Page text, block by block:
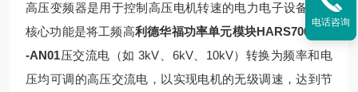
高压变频器是用于控制高压电机转速的电力电子设备，其
核心功能是将工频高利德华福功率单元模块HARS700/240
-AN01压交流电（如 3kV、6kV、10kV）转换为频率和电
压均可调的高压交流电，以实现电机的无级调速，达到节
电话咨询